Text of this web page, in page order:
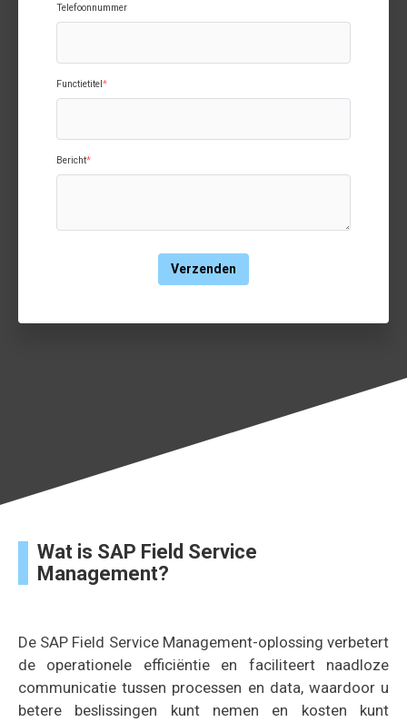
Telefoonnummer
Functietitel *
Bericht*
Wat is SAP Field Service
Management?
De SAP Field Service Management-oplossing verbetert
de operationele efficiëntie en faciliteert naadloze
communicatie tussen processen en data, waardoor u
betere beslissingen kunt nemen en kosten kunt